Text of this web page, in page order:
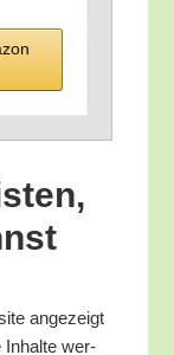
ange­zeigt
Inhal­te wer­